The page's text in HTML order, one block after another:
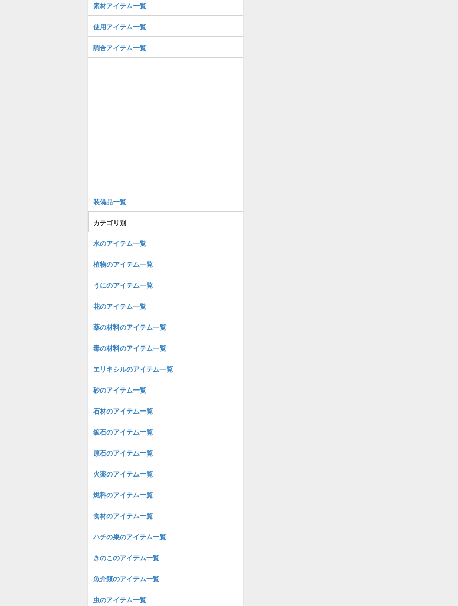
素材アイテム一覧
使用アイテム一覧
調合アイテム一覧
装備品一覧
カテゴリ別
水のアイテム一覧
植物のアイテム一覧
うにのアイテム一覧
花のアイテム一覧
薬の材料のアイテム一覧
毒の材料のアイテム一覧
エリキシルのアイテム一覧
砂のアイテム一覧
石材のアイテム一覧
鉱石のアイテム一覧
原石のアイテム一覧
火薬のアイテム一覧
燃料のアイテム一覧
食材のアイテム一覧
ハチの巣のアイテム一覧
きのこのアイテム一覧
魚介類のアイテム一覧
虫のアイテム一覧